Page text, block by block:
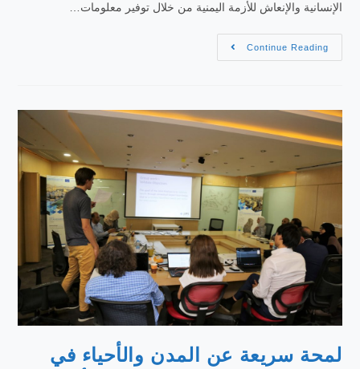
الإنسانية والإنعاش للأزمة اليمنية من خلال توفير معلومات…
Continue Reading
لمحة سريعة عن المدن والأحياء في